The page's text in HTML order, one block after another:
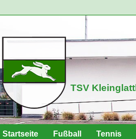
TSV
Startseite Fußball Tennis